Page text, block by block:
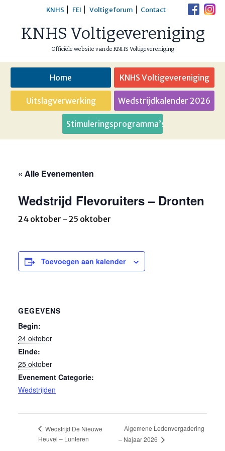
content
KNHS FEI Voltigeforum Contact
KNHS Voltigevereniging
Officiële website van de KNHS Voltigevereniging
Home KNHS Voltigevereniging
Uitslagverwerking Wedstrijdkalender 2026
Stimuleringsprogramma’s
« Alle Evenementen
Wedstrijd Flevoruiters – Dronten
24 oktober - 25 oktober
Toevoegen aan kalender
GEGEVENS
Begin:
24 oktober
Einde:
25 oktober
Evenement Categorie:
Wedstrijden
Wedstrijd De Nieuwe
Heuvel – Lunteren
Algemene Ledenvergadering
– Najaar 2026